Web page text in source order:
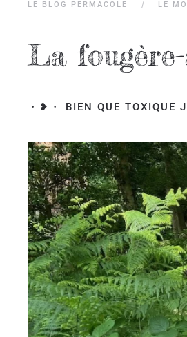
LE BLOG PERMACOLE LE
La
・❥・ BIEN QUE TOXIQUE